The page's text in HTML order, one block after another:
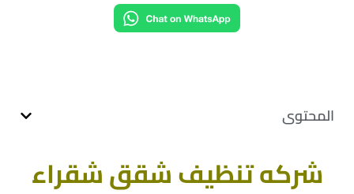
شركه تنظيف شقق شقراء